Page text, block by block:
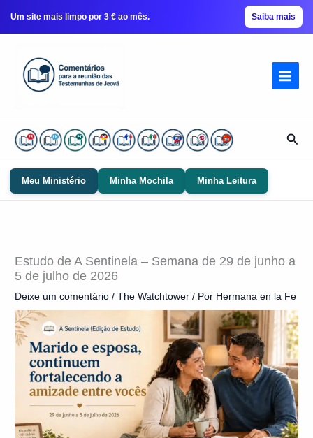
Um site mais limpo por 3 € ao mês. Saiba mais
conteúdo
Meu Ministério Minha Mochila Minha Leitura
Estudo de A Sentinela – Semana de 29 de junho a
5 de julho de 2026
Deixe um comentário /The Watchtower / Por Hermana en la Fe